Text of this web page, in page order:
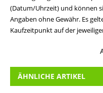
(Datum/Uhrzeit) und können
Angaben ohne Gewähr. Es
Kaufzeitpunkt auf der
ÄHNLICHE ARTIKEL